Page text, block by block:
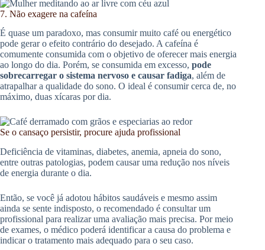
7. Não exagere na cafeína
É quase um paradoxo, mas consumir muito café ou energético
pode gerar o efeito contrário do desejado. A cafeína é
comumente consumida com o objetivo de oferecer mais energia
ao longo do dia. Porém, se consumida em excesso, pode
sobrecarregar o sistema nervoso e causar fadiga, além de
atrapalhar a qualidade do sono. O ideal é consumir cerca de, no
máximo, duas xícaras por dia.
Se o cansaço persistir, procure ajuda profissional
Deficiência de vitaminas, diabetes, anemia, apneia do sono,
entre outras patologias, podem causar uma redução nos níveis
de energia durante o dia.
Então, se você já adotou hábitos saudáveis e mesmo assim
ainda se sente indisposto, o recomendado é consultar um
profissional para realizar uma avaliação mais precisa. Por meio
de exames, o médico poderá identificar a causa do problema e
indicar o tratamento mais adequado para o seu caso.